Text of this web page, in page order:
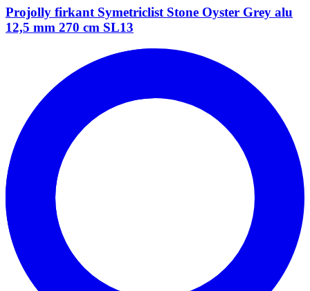
Projolly firkant Symetriclist Stone Oyster Grey alu
12,5 mm 270 cm SL13